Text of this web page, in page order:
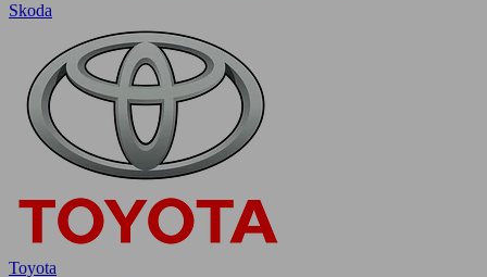
Skoda
Toyota